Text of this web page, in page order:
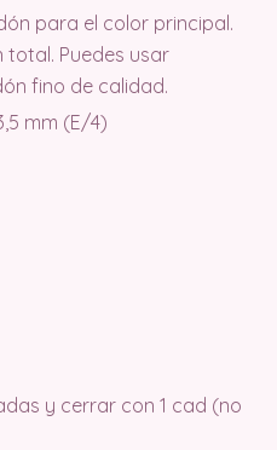
para el color principal.
total. Puedes usar
fino de calidad.
mm (E/4)
y cerrar con 1 cad (no